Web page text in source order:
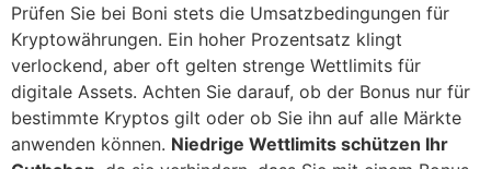
Prüfen Sie bei Boni stets die Umsatzbedingungen für
Kryptowährungen. Ein hoher Prozentsatz klingt
verlockend, aber oft gelten strenge Wettlimits für
digitale Assets. Achten Sie darauf, ob der Bonus nur für
bestimmte Kryptos gilt oder ob Sie ihn auf alle Märkte
anwenden können. Niedrige Wettlimits schützen Ihr